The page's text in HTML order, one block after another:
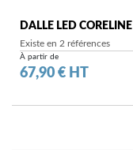
DALLE LED CORELINE
Existe en 2 références
À partir de
Prix
67,90 € HT